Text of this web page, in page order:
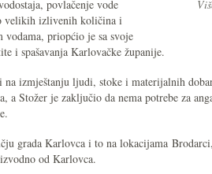
povlačenje vode
velikih izlivenih količina i
vodama, priopćio je sa svoje
i spašavanja Karlovačke županije.
na izmještanju ljudi, stoke i materijalnih
a Stožer je zaključio da nema potrebe za
grada Karlovca i to na lokacijama
od Karlovca.